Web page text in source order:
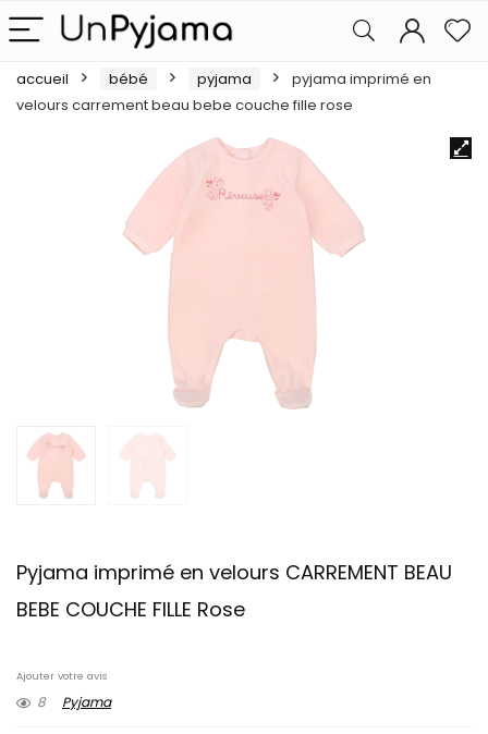
accueil bébé pyjama
pyjama imprimé en
velours carrement beau bebe couche fille rose
Pyjama imprimé en velours CARREMENT BEAU
BEBE COUCHE FILLE Rose
Ajouter votre avis
8 Pyjama